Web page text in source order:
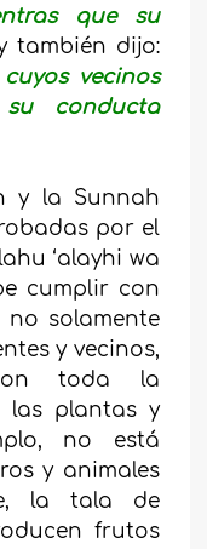
que su
también dijo:
vecinos
conducta
y la Sunnah
por el
‘alayhi wa
cumplir con
no solamente
y vecinos,
toda la
las plantas y
no está
y animales
la tala de
frutos